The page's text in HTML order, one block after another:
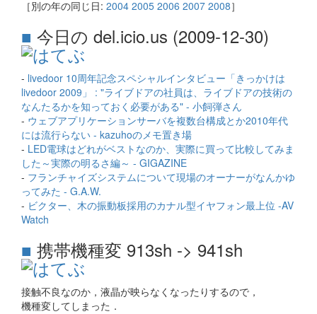
［別の年の同じ日: 2004 2005 2006 2007 2008］
■ 今日の del.icio.us (2009-12-30)
- livedoor 10周年記念スペシャルインタビュー「きっかけは
livedoor 2009」 : "ライブドアの社員は、ライブドアの技術の
なんたるかを知っておく必要がある" - 小飼弾さん
- ウェブアプリケーションサーバを複数台構成とか2010年代
には流行らない - kazuhoのメモ置き場
- LED電球はどれがベストなのか、実際に買って比較してみま
した～実際の明るさ編～ - GIGAZINE
- フランチャイズシステムについて現場のオーナーがなんかゆ
ってみた - G.A.W.
- ビクター、木の振動板採用のカナル型イヤフォン最上位 -AV
Watch
■ 携帯機種変 913sh -> 941sh
接触不良なのか，液晶が映らなくなったりするので，
機種変してしまった．